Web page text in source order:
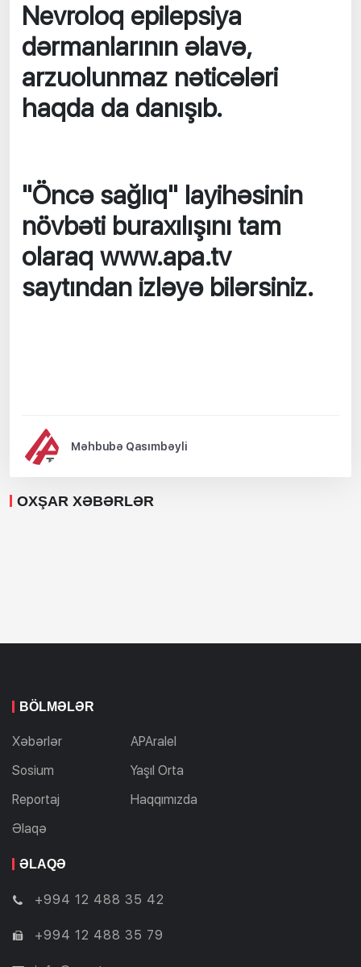
Nevroloq epilepsiya
dərmanlarının əlavə,
arzuolunmaz nəticələri
haqda da danışıb.
"Öncə sağlıq" layihəsinin
növbəti buraxılışını tam
olaraq www.apa.tv
saytından izləyə bilərsiniz.
Məhbubə Qasımbəyli
OXŞAR XƏBƏRLƏR
BÖLMƏLƏR
Xəbərlər
APAralel
Sosium
Yaşıl Orta
Reportaj
Haqqımızda
Əlaqə
ƏLAQƏ
+994 12 488 35 42
+994 12 488 35 79